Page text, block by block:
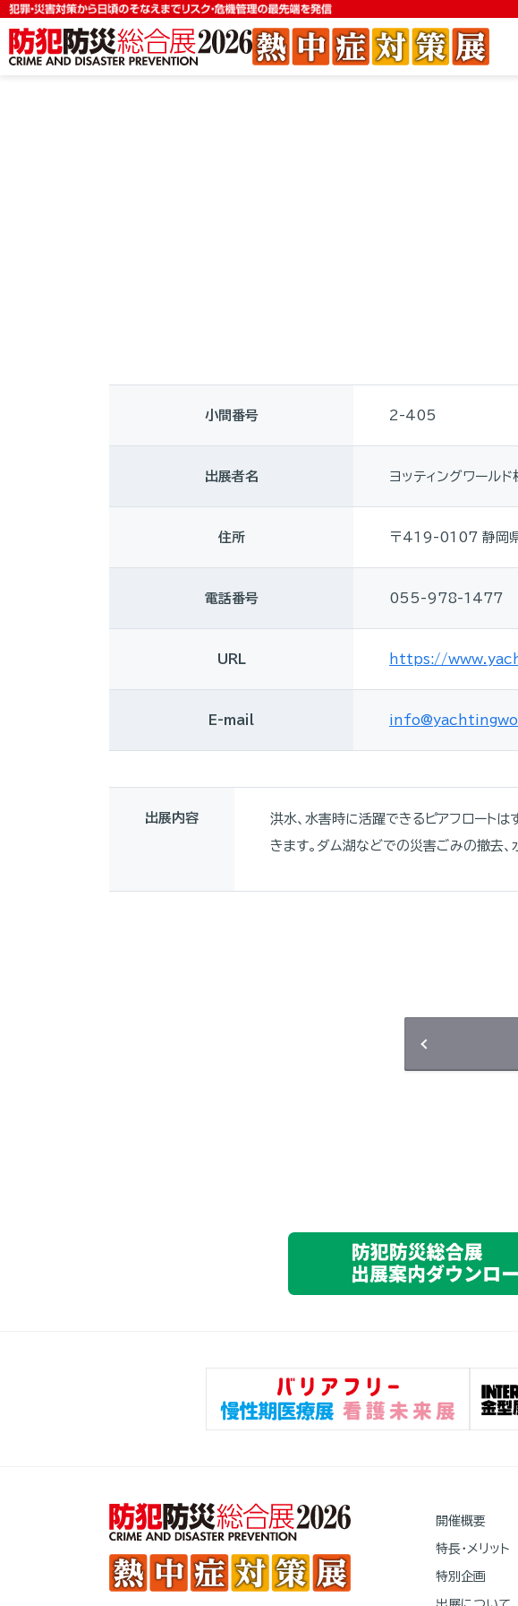
小間番号 2-405
出展者名 ヨッティングワール
住所 〒419-0107 静岡
電話番号 055-978-1477
URL https://
E-mail
出展内容
洪水、水害時に活躍できるピアフロート
きます。ダム湖などでの災害ごみの撤去
開催概要
特長・メリット
特別企画